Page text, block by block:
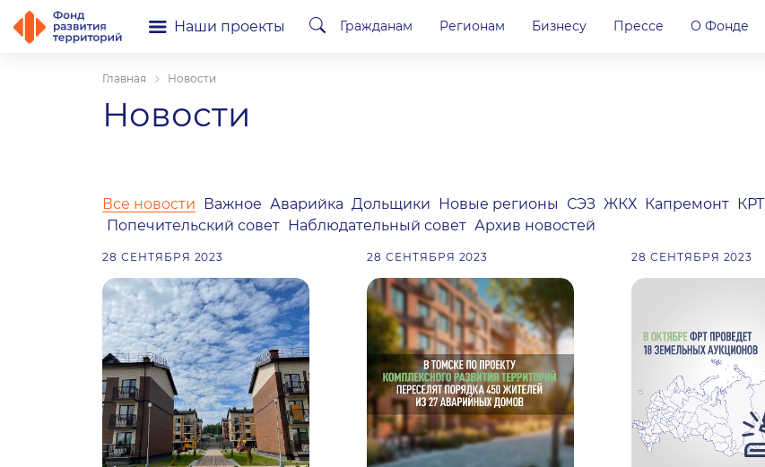
Наши проекты Гражданам Регионам Бизнесу Прессе О Фонде
Главная Новости
Новости
Все новости Важное Аварийка Дольщики Новые регионы СЭЗ ЖКХ Капремонт КРТ
Попечительский совет Наблюдательный совет Архив новостей
28 СЕНТЯБРЯ 2023 28 СЕНТЯБРЯ 2023 28 СЕНТЯБРЯ 2023